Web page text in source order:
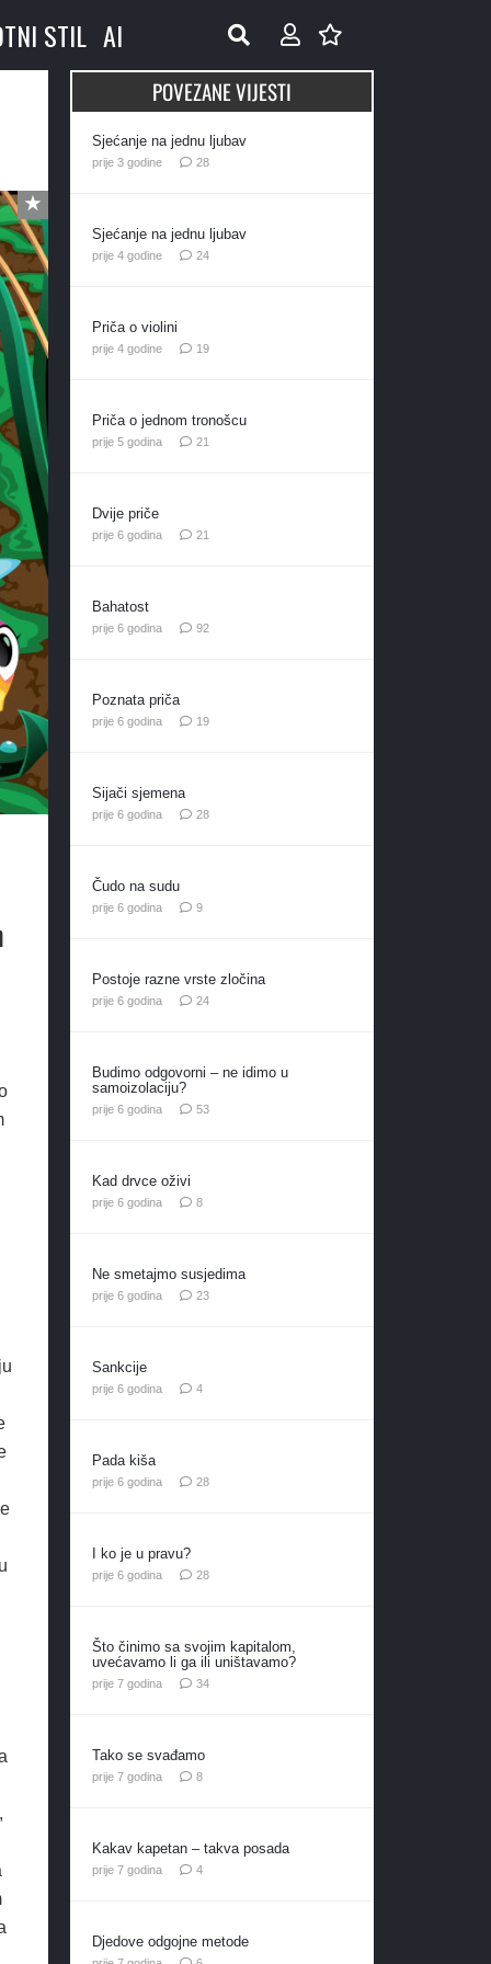
STIL AI
POVEZANE VIJESTI
Sjećanje na jednu ljubav
prije 3 godine 28komentara
Sjećanje na jednu ljubav
prije 4 godine 24komentara
Priča o violini
prije 4 godine 19komentara
Priča o jednom tronošcu
prije 5 godina 21
Dvije priče
prije 6 godina 21
Bahatost
prije 6 godina 92komentara
Poznata priča
prije 6 godina 19komentara
Sijači sjemena
prije 6 godina 28komentara
Čudo na sudu
prije 6 godina 9komentara
Postoje razne vrste zločina
prije 6 godina 24komentara
Budimo odgovorni – ne idimo u
samoizolaciju?
prije 6 godina 53komentara
Kad drvce oživi
prije 6 godina 8komentara
Ne smetajmo susjedima
prije 6 godina 23komentara
Sankcije
prije 6 godina 4komentara
Pada kiša
prije 6 godina 28komentara
I ko je u pravu?
prije 6 godina 28komentara
Što činimo sa svojim kapitalom,
uvećavamo li ga ili uništavamo?
prije 7 godina 34komentara
Tako se svađamo
prije 7 godina 8komentara
Kakav kapetan – takva posada
prije 7 godina 4komentara
Djedove odgojne metode
komentara